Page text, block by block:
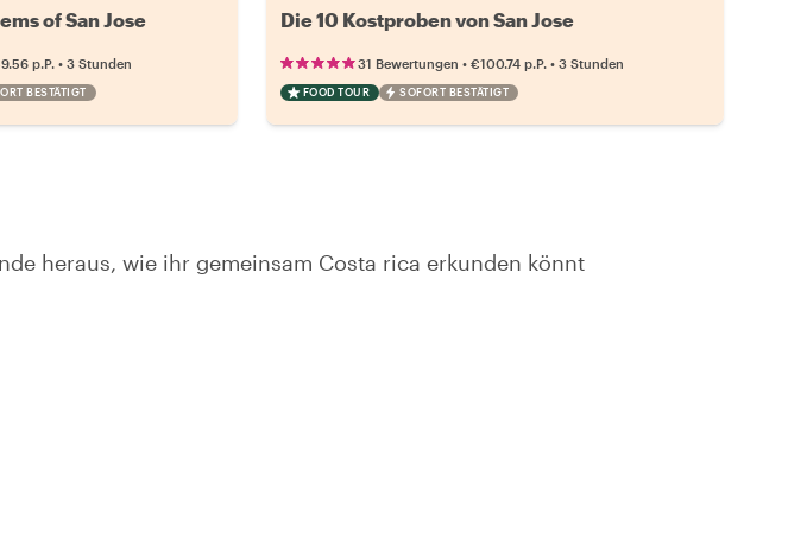
of San Jose
p.P. •3 Stunden
BESTÄTIGT
Die 10 Kostproben von San Jose
31 Bewertungen • €100.74 p.P. • 3 Stunden
FOOD TOUR SOFORT BESTÄTIGT
heraus, wie ihr gemeinsam Costa rica erkunden könnt